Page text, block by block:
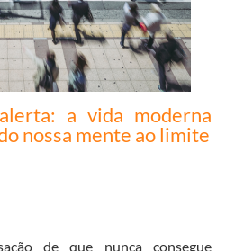
a vida moderna
nossa mente ao limite
de que nunca consegue